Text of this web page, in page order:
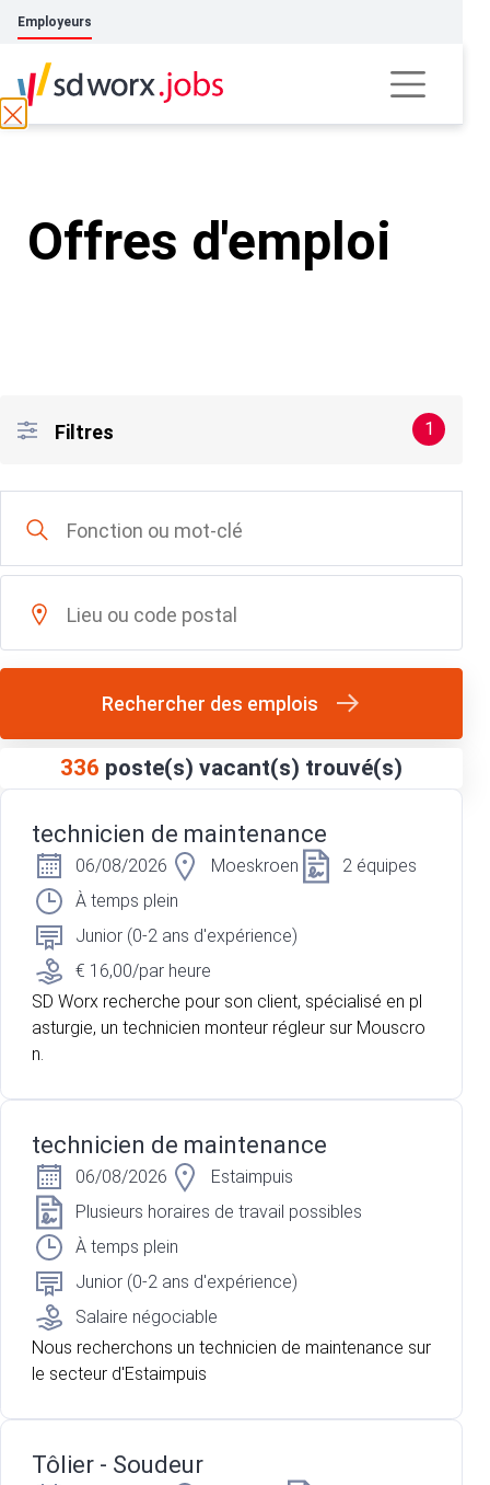
Employeurs
Offres d'emploi
Filtres 1
Rechercher des emplois
336 poste(s) vacant(s) trouvé(s)
technicien de maintenance
06/08/2026 Moeskroen
2 équipes
À temps plein
Junior (0-2 ans d'expérience)
€ 16,00/par heure
SD Worx recherche pour son client, spécialisé en pl
asturgie, un technicien monteur régleur sur Mouscro
n.
technicien de maintenance
06/08/2026
Estaimpuis
Plusieurs horaires de travail possibles
À temps plein
Junior (0-2 ans d'expérience)
Salaire négociable
Nous recherchons un technicien de maintenance sur
le secteur d'Estaimpuis
Tôlier - Soudeur